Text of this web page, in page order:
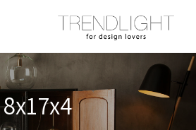
8x17x4